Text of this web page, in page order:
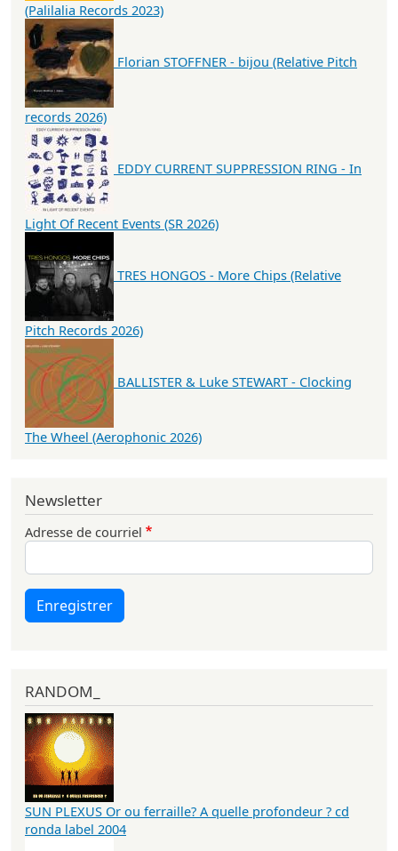
(Palilalia Records 2023)
Florian STOFFNER - bijou (Relative Pitch
records 2026)
EDDY CURRENT SUPPRESSION RING - In
Light Of Recent Events (SR 2026)
TRES HONGOS - More Chips (Relative
Pitch Records 2026)
BALLISTER & Luke STEWART - Clocking
The Wheel (Aerophonic 2026)
Newsletter
Adresse de courriel
Enregistrer
RANDOM_
SUN PLEXUS Or ou ferraille? A quelle profondeur ? cd
ronda label 2004